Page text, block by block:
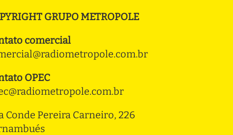
GRUPO METROPOLE
comercial
OPEC
Conde Pereira Carneiro, 226